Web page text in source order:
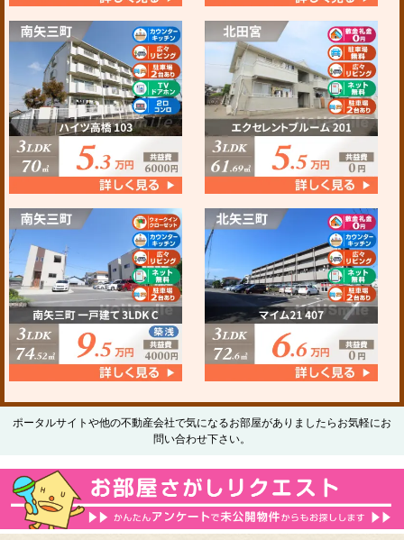
ポータルサイトや他の不動産会社で気になるお部屋がありましたらお気軽にお
問い合わせ下さい。